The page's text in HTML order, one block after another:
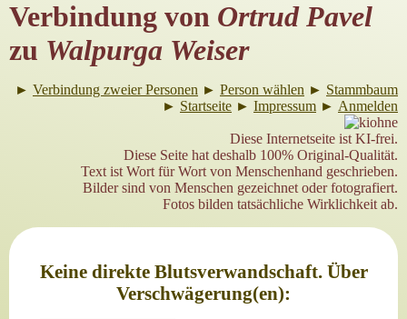
Verbindung von Ortrud Pavel
zu Walpurga Weiser
► Verbindung zweier Personen ► Person wählen ► Stammbaum
► Startseite ► Impressum ► Anmelden
Diese Internetseite ist KI-frei.
Diese Seite hat deshalb 100% Original-Qualität.
Text ist Wort für Wort von Menschenhand geschrieben.
Bilder sind von Menschen gezeichnet oder fotografiert.
Fotos bilden tatsächliche Wirklichkeit ab.
Keine direkte Blutsverwandschaft. Über
Verschwägerung(en):